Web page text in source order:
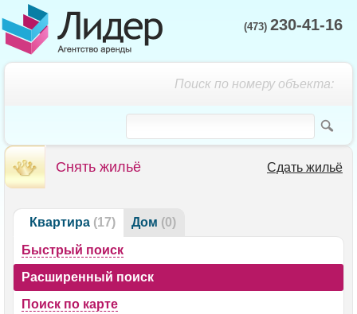
(473) 230-41-16
Поиск по номеру объекта:
Снять жильё Сдать жильё
Квартира (17) Дом (0)
Быстрый поиск
Расширенный поиск
Поиск по карте